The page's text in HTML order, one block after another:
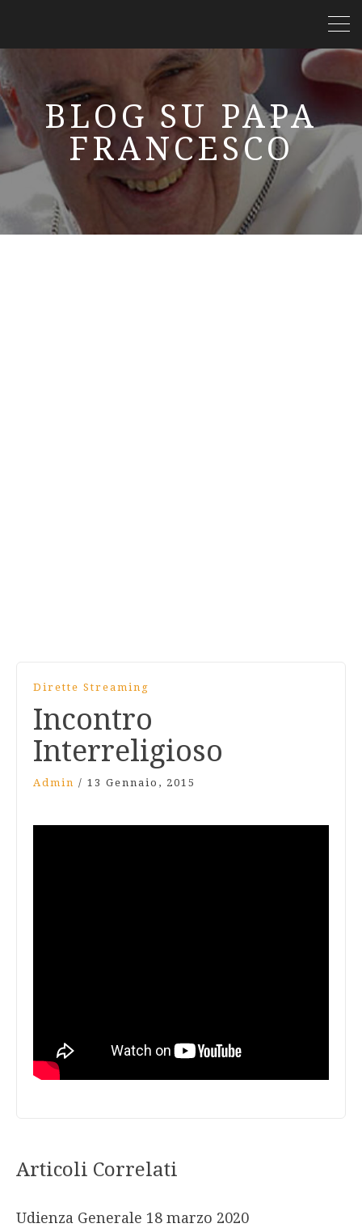
BLOG SU PAPA
FRANCESCO
Dirette Streaming
Incontro
Interreligioso
Admin / 13 Gennaio, 2015
Articoli Correlati
Udienza Generale 18 marzo 2020